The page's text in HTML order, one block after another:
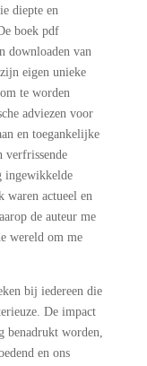
diepte en
boek pdf
downloaden van
eigen unieke
te worden
adviezen voor
en toegankelijke
verfrissende
ingewikkelde
waren actueel en
de auteur me
wereld om me
bij iedereen die
De impact
benadrukt worden,
en ons